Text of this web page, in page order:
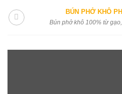
BÚN PHỞ KHÔ
Bún phở khô 100% từ